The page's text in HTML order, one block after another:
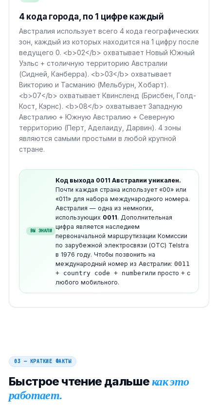
4 кода города, по 1 цифре каждый
Австралия использует всего 4 кода географических
зон, каждый из которых находится на 1 цифру после
ведущего 0. <b>02</b> охватывает Новый Южный
Уэльс + столичную территорию Австралии
(Сидней, Канберра). <b>03</b> охватывает
Викторию и Тасманию (Мельбурн, Хобарт).
<b>07</b> охватывает Квинсленд (Брисбен, Голд-
Кост, Кэрнс). <b>08</b> охватывает Западную
Австралию + Южную Австралию + Северную
территорию (Перт, Аделаиду, Дарвин). 4 зоны
являются самыми простыми в любой крупной
стране.
ВЫ ЗНАЛИ
Код выхода 0011 Австралии уникален.
Почти каждая страна использует «00» или
«011» для набора международного номера.
Австралия — одна из немногих,
использующих 0011. Дополнительная
цифра является наследием
первоначальной маршрутизации Комиссии
по зарубежной электросвязи (OTC) Telstra
в 1976 году. Чтобы позвонить на
международный номер из Австралии:0011
+ country code + numberили просто+ с
любого мобильного.
03 — КРАТКИЕ ФАКТЫ
Быстрое чтение дальшекак это
работает.